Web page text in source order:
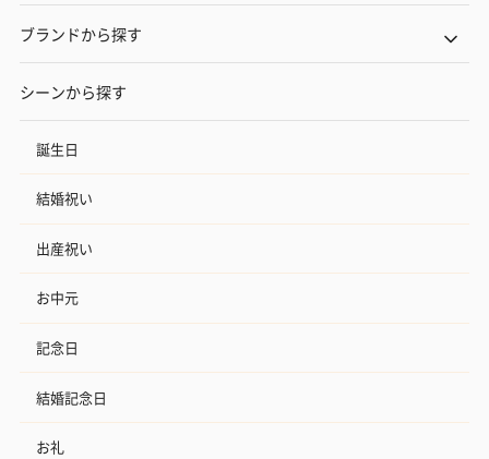
ブランドから探す
シーンから探す
誕生日
結婚祝い
出産祝い
お中元
記念日
結婚記念日
お礼